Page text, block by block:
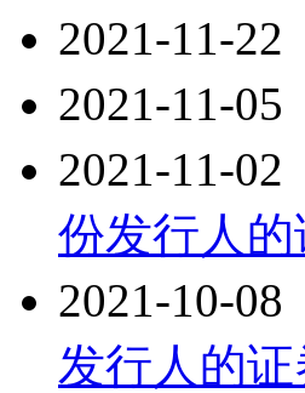
2021-11-22
2021-11-05
2021-11-02
份发行人
2021-10-08
发行人的